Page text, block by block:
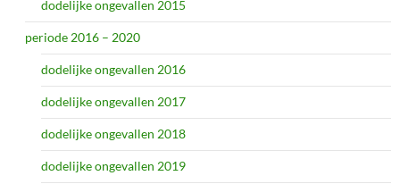
dodelijke ongevallen 2015
periode 2016 – 2020
dodelijke ongevallen 2016
dodelijke ongevallen 2017
dodelijke ongevallen 2018
dodelijke ongevallen 2019